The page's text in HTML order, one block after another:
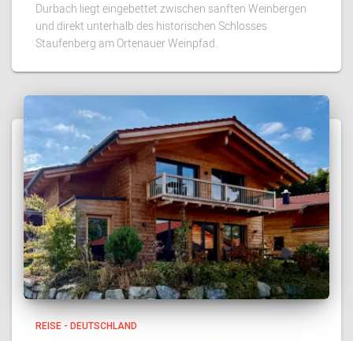
Durbach liegt eingebettet zwischen sanften Weinbergen
und direkt unterhalb des historischen Schlosses
Staufenberg am Ortenauer Weinpfad.
REISE - DEUTSCHLAND